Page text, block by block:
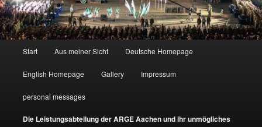
Start Aus meiner Sicht Deutsche Homepage
English Homepage Gallery Impressum
personal messages
Die Leistungsabteilung der ARGE Aachen und ihr unmögliches